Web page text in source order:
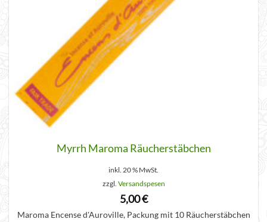
Myrrh Maroma Räucherstäbchen
inkl. 20 % MwSt.
zzgl. Versandspesen
5,00€
Maroma Encense d'Auroville, Packung mit 10 Räucherstäbchen